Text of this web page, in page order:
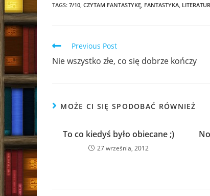
TAGS: 7/10, CZYTAM FANTASTYKĘ, FANTASTYKA,
Read
articles
Previous Post
Nie wszystko złe, co się dobrze kończy
MOŻE CI SIĘ SPODOBAĆ RÓWNIEŻ
To co kiedyś było obiecane ;)
27 września, 2012